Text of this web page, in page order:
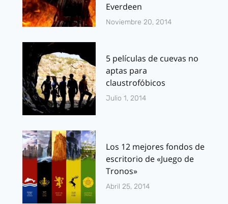
Everdeen
Noviembre 20, 2014
5 películas de cuevas no
aptas para
claustrofóbicos
Julio 1, 2014
Los 12 mejores fondos de
escritorio de «Juego de
Tronos»
Abril 25, 2014